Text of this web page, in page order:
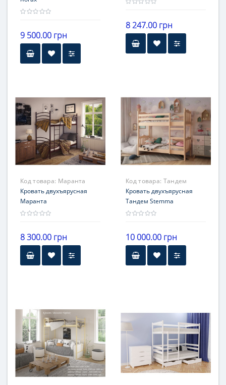
9 500.00 грн
8 247.00 грн
сосна
Гарантия
12 месяцев
Код товара: Маранта
Кровать двухъярусная
Маранта
8 300.00 грн
Код товара: Тандем
Stemma
Кровать двухъярусная
Тандем Stemma
10 000.00 грн